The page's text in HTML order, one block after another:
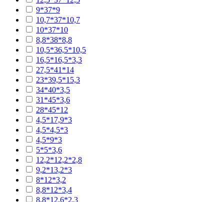
9*37*9
10,7*37*10,7
10*37*10
8,8*38*8,8
10,5*36,5*10,5
16,5*16,5*3,3
27,5*41*14
23*39,5*15,3
34*40*3,5
31*45*3,6
28*45*12
4,5*17,9*3
4,5*4,5*3
4,5*9*3
5*5*3,6
12,2*12,2*2,8
9,2*13,2*3
8*12*3,2
8,8*12*3,4
8,8*12,6*2,3